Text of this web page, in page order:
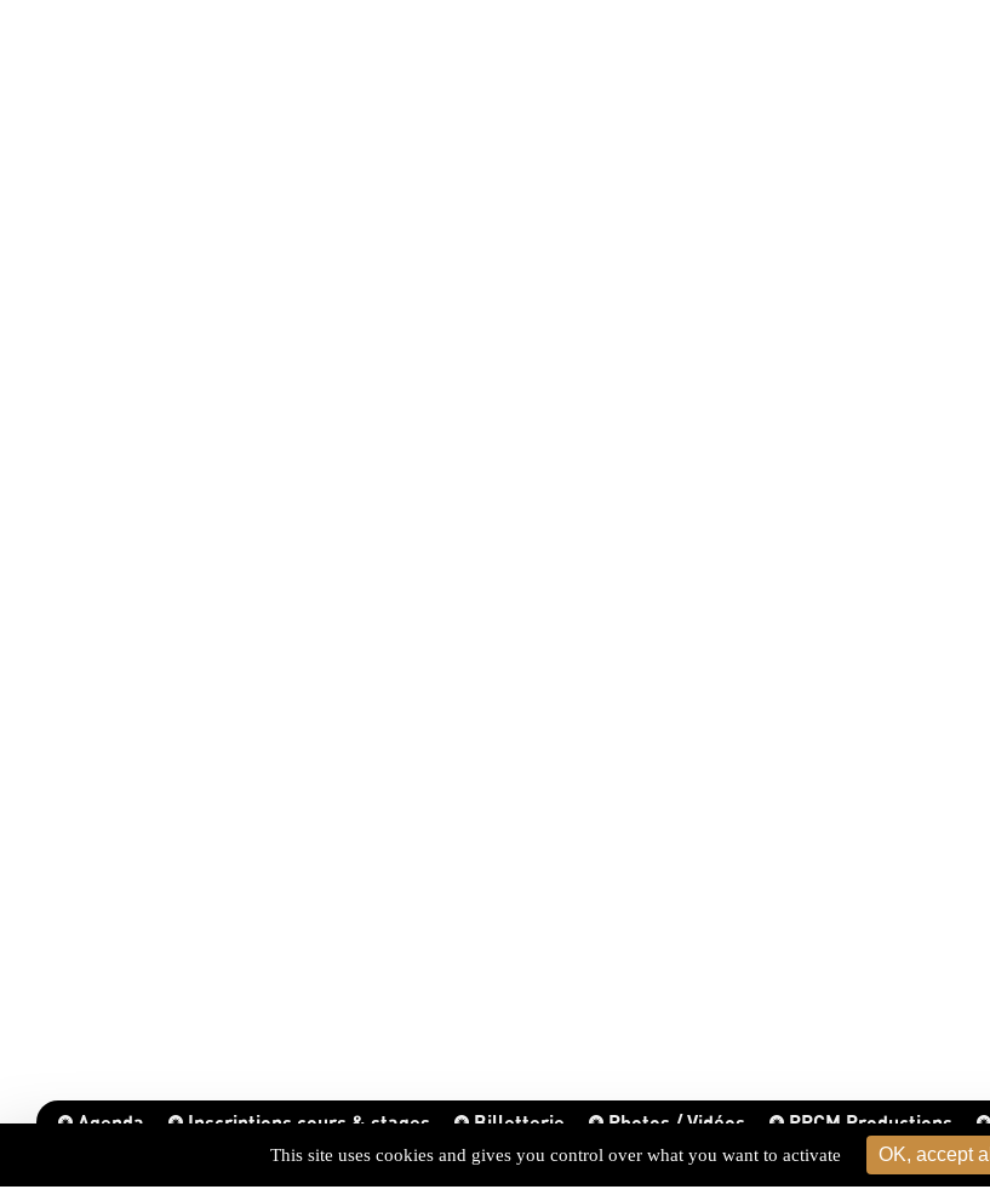
Agenda Inscriptions cours & stages Billetterie Photos / Vidéos PPCM Productions
This site uses cookies and gives you control over what you want to activate OK, accept all